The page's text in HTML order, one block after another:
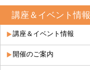
講座＆イベント情報
講座＆イベント情報
開催のご案内